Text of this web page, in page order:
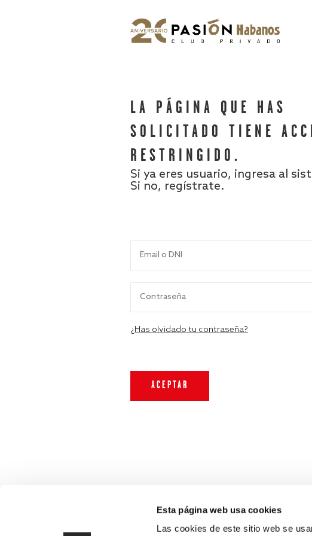
Esta página web usa cookies
Las cookies de este sitio web se
LA PÁGINA QUE HAS
SOLICITADO TIENE
RESTRINGIDO.
Si ya eres usuario, ingresa al
Si no, regístrate.
¿Has olvidado tu contraseña?